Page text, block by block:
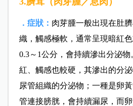
．症狀： 肉芽腫一般出現在肚
織，觸感極軟，通常呈現暗紅
0.3～1公分，會持續滲出分泌
紅、觸感也較硬，其滲出的分
尿管組織的分泌物；一種是卵
管連接膀胱，會持續漏尿，而